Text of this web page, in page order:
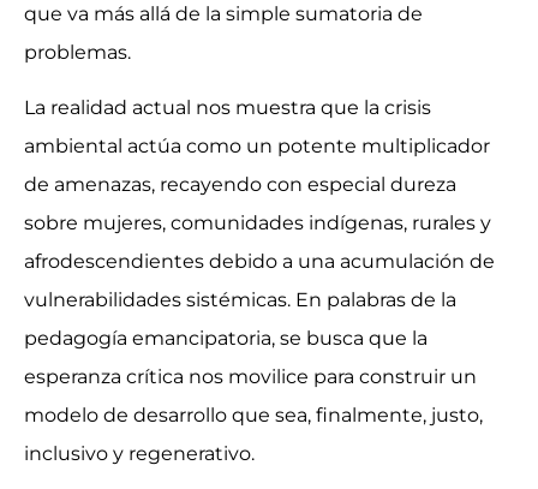
que va más allá de la simple sumatoria de
problemas.
La realidad actual nos muestra que la crisis
ambiental actúa como un potente multiplicador
de amenazas, recayendo con especial dureza
sobre mujeres, comunidades indígenas, rurales y
afrodescendientes debido a una acumulación de
vulnerabilidades sistémicas. En palabras de la
pedagogía emancipatoria, se busca que la
esperanza crítica nos movilice para construir un
modelo de desarrollo que sea, finalmente, justo,
inclusivo y regenerativo.